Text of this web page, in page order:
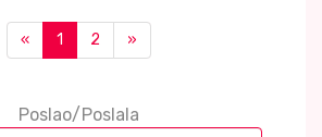
« 1 2 »
Poslao/Poslala